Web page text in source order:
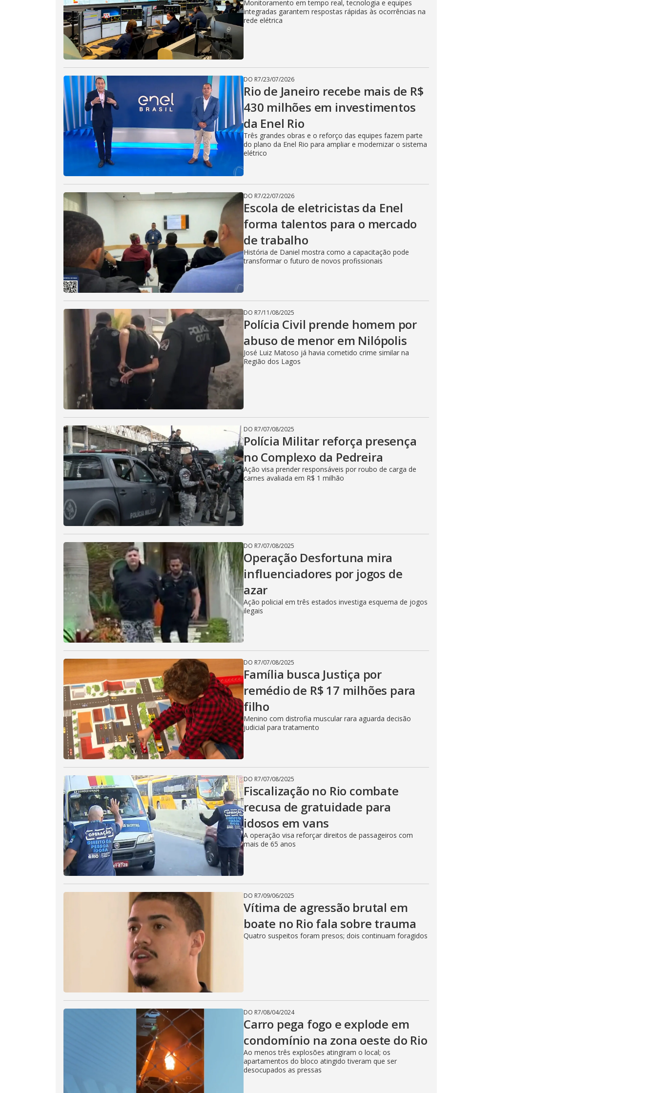
i
d
e
o
Monitoramento em tempo real, tecnologia e equipes
integradas garantem respostas rápidas às ocorrências na
rede elétrica
DO R7/23/07/2026
Rio de Janeiro recebe mais de R$
430 milhões em investimentos
da Enel Rio
Três grandes obras e o reforço das equipes fazem parte
do plano da Enel Rio para ampliar e modernizar o sistema
elétrico
DO R7/22/07/2026
Escola de eletricistas da Enel
forma talentos para o mercado
de trabalho
História de Daniel mostra como a capacitação pode
transformar o futuro de novos profissionais
DO R7/11/08/2025
Polícia Civil prende homem por
abuso de menor em Nilópolis
José Luiz Matoso já havia cometido crime similar na
Região dos Lagos
DO R7/07/08/2025
Polícia Militar reforça presença
no Complexo da Pedreira
Ação visa prender responsáveis por roubo de carga de
carnes avaliada em R$ 1 milhão
DO R7/07/08/2025
Operação Desfortuna mira
influenciadores por jogos de
azar
Ação policial em três estados investiga esquema de jogos
ilegais
DO R7/07/08/2025
Família busca Justiça por
remédio de R$ 17 milhões para
filho
Menino com distrofia muscular rara aguarda decisão
judicial para tratamento
DO R7/07/08/2025
Fiscalização no Rio combate
recusa de gratuidade para
idosos em vans
A operação visa reforçar direitos de passageiros com
mais de 65 anos
DO R7/09/06/2025
Vítima de agressão brutal em
boate no Rio fala sobre trauma
Quatro suspeitos foram presos; dois continuam foragidos
DO R7/08/04/2024
Carro pega fogo e explode em
condomínio na zona oeste do Rio
Ao menos três explosões atingiram o local; os
apartamentos do bloco atingido tiveram que ser
desocupados as pressas